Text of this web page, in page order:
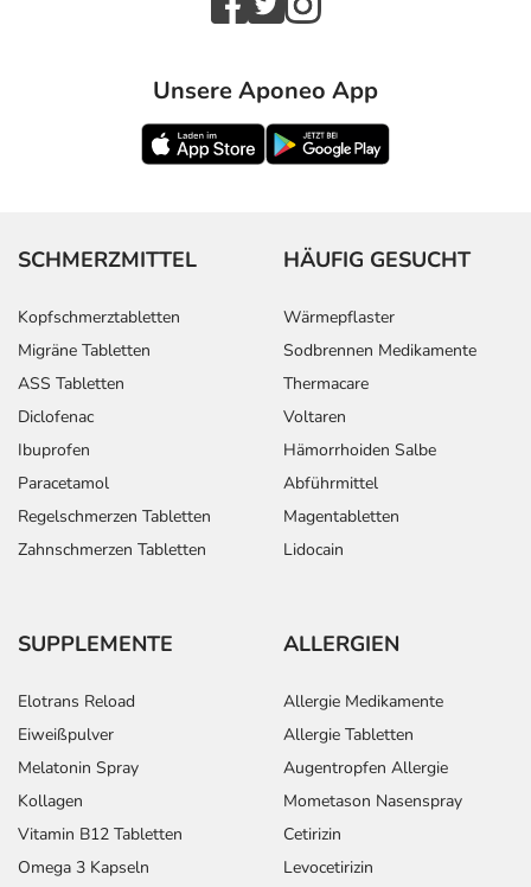
Unsere Aponeo App
SCHMERZMITTEL
Kopfschmerztabletten
Migräne Tabletten
ASS Tabletten
Diclofenac
Ibuprofen
Paracetamol
Regelschmerzen Tabletten
Zahnschmerzen Tabletten
HÄUFIG GESUCHT
Wärmepflaster
Sodbrennen Medikamente
Thermacare
Voltaren
Hämorrhoiden Salbe
Abführmittel
Magentabletten
Lidocain
SUPPLEMENTE
Elotrans Reload
Eiweißpulver
Melatonin Spray
Kollagen
Vitamin B12 Tabletten
Omega 3 Kapseln
ALLERGIEN
Allergie Medikamente
Allergie Tabletten
Augentropfen Allergie
Mometason Nasenspray
Cetirizin
Levocetirizin